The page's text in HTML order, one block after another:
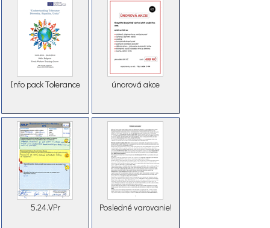
Info pack Тolerance únorová akce
5.24.VPr Posledné varovanie!